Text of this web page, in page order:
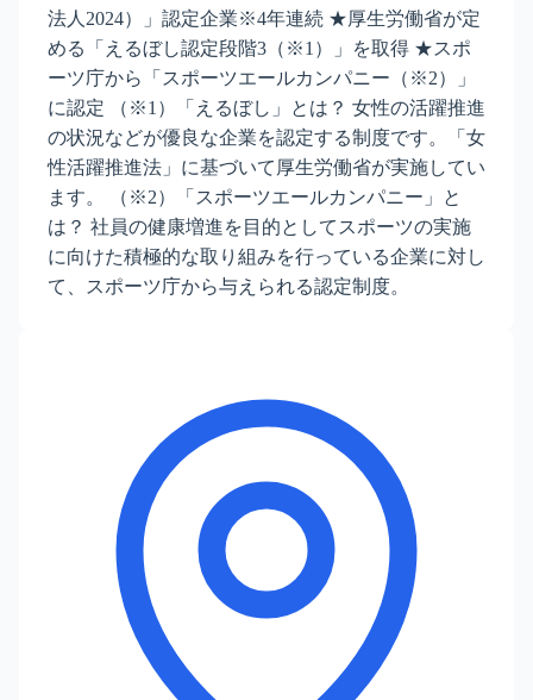
法人2024）」認定企業※4年連続 ★厚生労働省が定
める「えるぼし認定段階3（※1）」を取得 ★スポ
ーツ庁から「スポーツエールカンパニー（※2）」
に認定 （※1）「えるぼし」とは？ 女性の活躍推進
の状況などが優良な企業を認定する制度です。「女
性活躍推進法」に基づいて厚生労働省が実施してい
ます。 （※2）「スポーツエールカンパニー」と
は？ 社員の健康増進を目的としてスポーツの実施
に向けた積極的な取り組みを行っている企業に対し
て、スポーツ庁から与えられる認定制度。